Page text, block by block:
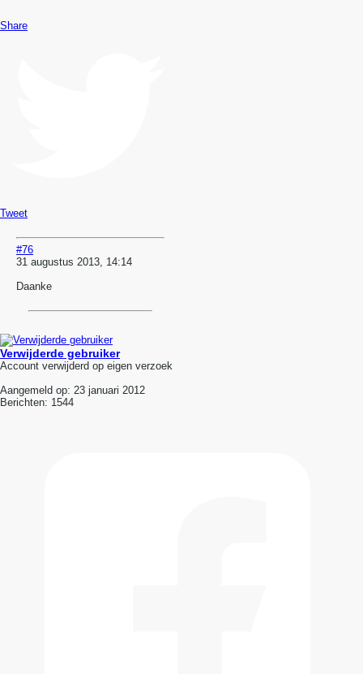
Share
Tweet
#76
31 augustus 2013, 14:14
Daanke
Verwijderde gebruiker
Account verwijderd op eigen verzoek
Aangemeld op: 23 januari 2012
Berichten: 1544